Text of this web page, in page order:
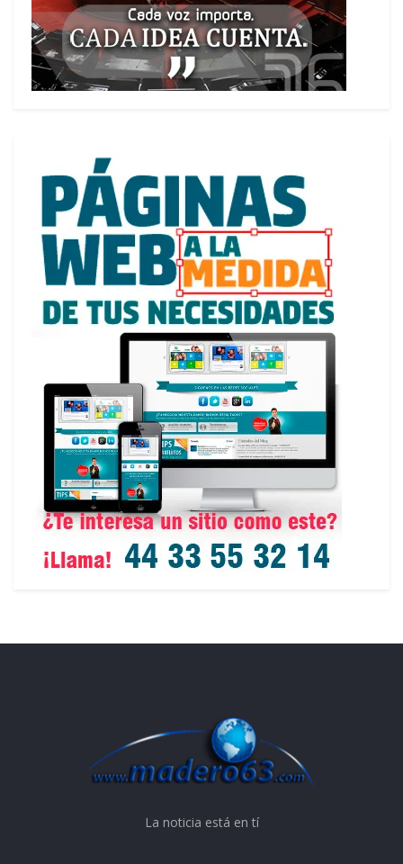
La noticia está en tí